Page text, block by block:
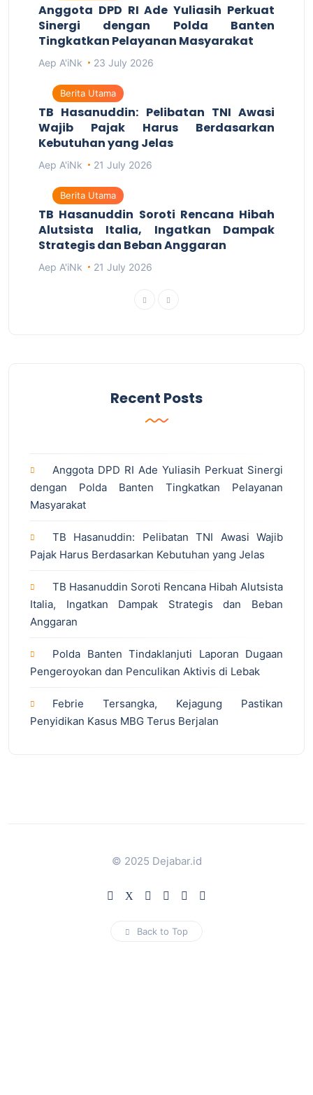
Anggota DPD RI Ade Yuliasih Perkuat
Sinergi dengan Polda Banten
Tingkatkan Pelayanan Masyarakat
Aep A'iNk 23 July 2026
Berita Utama
TB Hasanuddin: Pelibatan TNI Awasi
Wajib Pajak Harus Berdasarkan
Kebutuhan yang Jelas
Aep A'iNk 21 July 2026
Berita Utama
TB Hasanuddin Soroti Rencana Hibah
Alutsista Italia, Ingatkan Dampak
Strategis dan Beban Anggaran
Aep A'iNk 21 July 2026
Recent Posts
Anggota DPD RI Ade Yuliasih Perkuat Sinergi
dengan Polda Banten Tingkatkan Pelayanan
Masyarakat
TB Hasanuddin: Pelibatan TNI Awasi Wajib
Pajak Harus Berdasarkan Kebutuhan yang Jelas
TB Hasanuddin Soroti Rencana Hibah Alutsista
Italia, Ingatkan Dampak Strategis dan Beban
Anggaran
Polda Banten Tindaklanjuti Laporan Dugaan
Pengeroyokan dan Penculikan Aktivis di Lebak
Febrie Tersangka, Kejagung Pastikan
Penyidikan Kasus MBG Terus Berjalan
© 2025 Dejabar.id
Back to Top